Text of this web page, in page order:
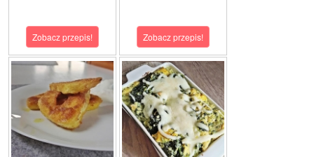
Zobacz przepis! Zobacz przepis!